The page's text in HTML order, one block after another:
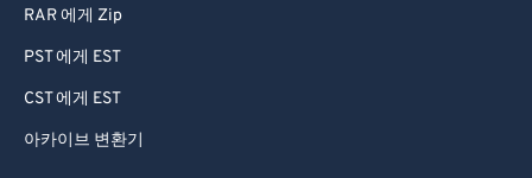
RAR 에게 Zip
PST 에게 EST
CST 에게 EST
아카이브 변환기